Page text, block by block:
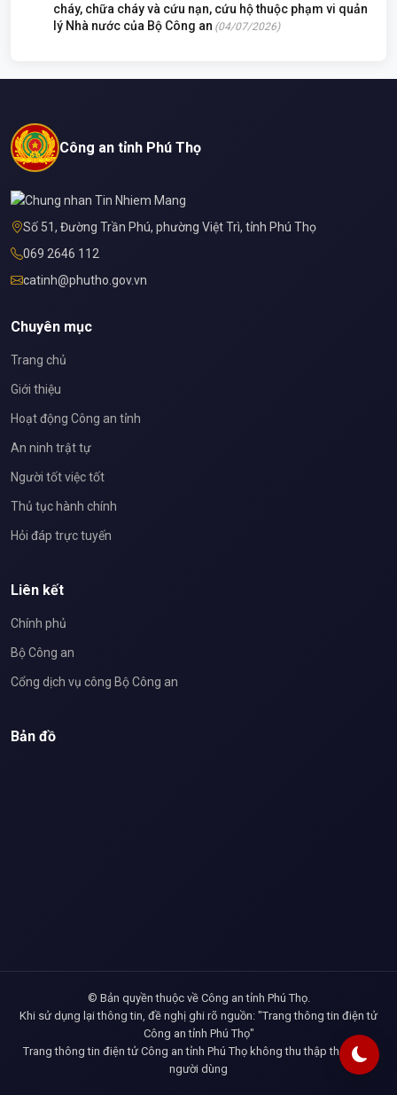
cháy, chữa cháy và cứu nạn, cứu hộ thuộc phạm vi quản
lý Nhà nước của Bộ Công an (04/07/2026)
Công an tỉnh Phú Thọ
Số 51, Đường Trần Phú, phường Việt Trì, tỉnh Phú Thọ
069 2646 112
catinh@phutho.gov.vn
Chuyên mục
Trang chủ
Giới thiệu
Hoạt động Công an tỉnh
An ninh trật tự
Người tốt việc tốt
Thủ tục hành chính
Hỏi đáp trực tuyến
Liên kết
Chính phủ
Bộ Công an
Cổng dịch vụ công Bộ Công an
Bản đồ
© Bản quyền thuộc về Công an tỉnh Phú Thọ.
Khi sử dụng lại thông tin, đề nghị ghi rõ nguồn: "Trang thông tin điện tử
Công an tỉnh Phú Thọ"
Trang thông tin điện tử Công an tỉnh Phú Thọ không thu thập thông tin
người dùng